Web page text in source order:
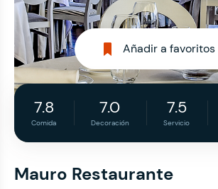
Añadir a favoritos
7.8
Comida
7.0
Decoración
7.5
Servicio
Mauro Restaurante